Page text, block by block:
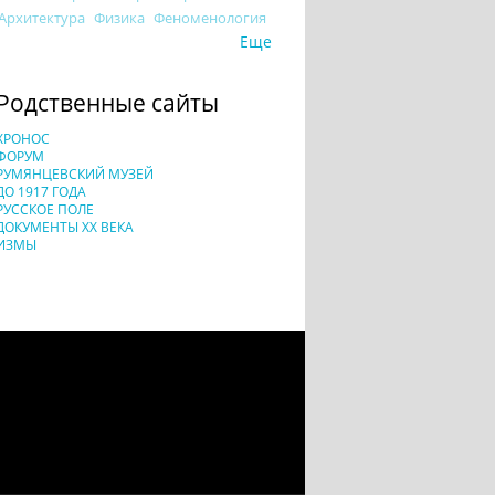
Физика Феноменология
Еще
сайты
МУЗЕЙ
1917 ГОДА
ПОЛЕ
XX ВЕКА